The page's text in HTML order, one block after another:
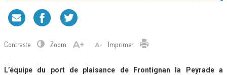
Contraste Zoom Imprimer
L’équipe du port de plaisance de Frontignan la Peyrade a